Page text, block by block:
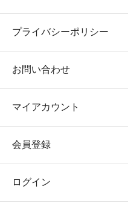
プライバシーポリシー
お問い合わせ
マイアカウント
会員登録
ログイン